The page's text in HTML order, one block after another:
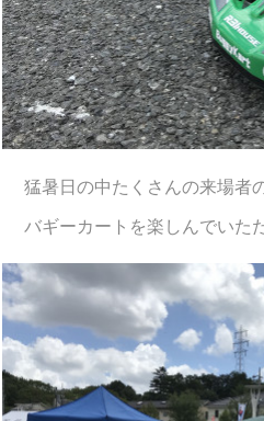
猛暑日の中たくさんの来場者
バギーカートを楽しんでいた